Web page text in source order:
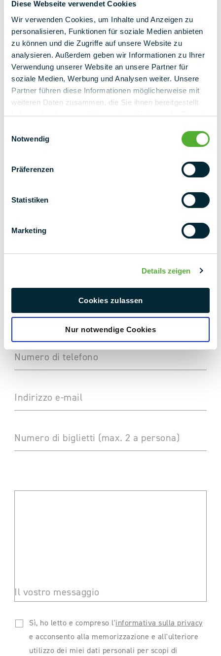
Diese Webseite verwendet Cookies
Wir verwenden Cookies, um Inhalte und Anzeigen zu
personalisieren, Funktionen für soziale Medien anbieten
zu können und die Zugriffe auf unsere Website zu
analysieren. Außerdem geben wir Informationen zu Ihrer
Verwendung unserer Website an unsere Partner für
soziale Medien, Werbung und Analysen weiter. Unsere
Partner führen diese Informationen möglicherweise mit
weiteren Daten zusammen, die Sie ihnen bereitgestellt
haben oder die sie im Rahmen Ihrer Nutzung der Dienste
Notwendig
Präferenzen
Statistiken
Marketing
Details zeigen
Cookies zulassen
Nur notwendige Cookies
Saluto
Signora
Varie
Lingua
Tedesco
Inglese
Cognome
L'azienda
Paese (opzionale)
Numero di telefono
Indirizzo e-mail
Numero di biglietti (max. 2 a persona)
Il vostro messaggio
Sì, ho letto e compreso l'informativa sulla privacy
e acconsento alla memorizzazione e all'ulteriore
utilizzo dei miei dati personali per scopi di